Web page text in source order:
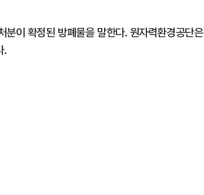
이 확정된 방폐물을 말한다. 원자력환경공단은
.